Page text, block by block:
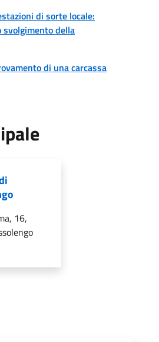
di sorte locale:
svolgimento della
di una carcassa
16,